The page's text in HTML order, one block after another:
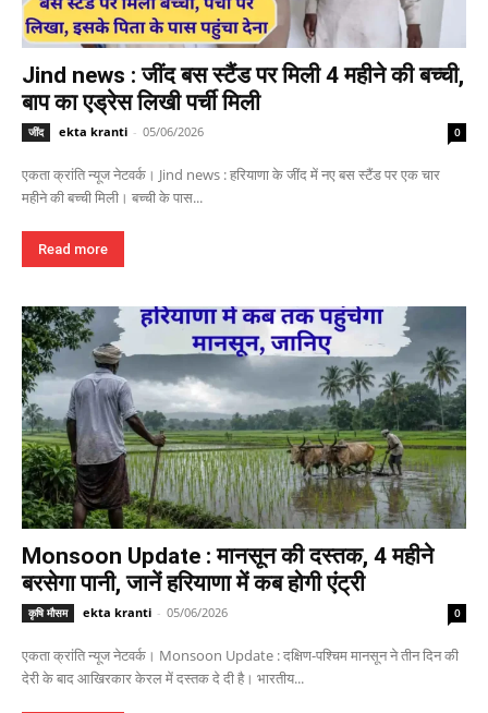
Jind news : जींद बस स्टैंड पर मिली 4 महीने की बच्ची,
बाप का एड्रेस लिखी पर्ची मिली
जींद ekta kranti - 05/06/2026 0
एकता क्रांति न्यूज नेटवर्क। Jind news : हरियाणा के जींद में नए बस स्टैंड पर एक चार
महीने की बच्ची मिली। बच्ची के पास...
Read more
Monsoon Update : मानसून की दस्तक, 4 महीने
बरसेगा पानी, जानें हरियाणा में कब होगी एंट्री
कृषि मौसम ekta kranti - 05/06/2026 0
एकता क्रांति न्यूज नेटवर्क। Monsoon Update : दक्षिण-पश्चिम मानसून ने तीन दिन की
देरी के बाद आखिरकार केरल में दस्तक दे दी है। भारतीय...